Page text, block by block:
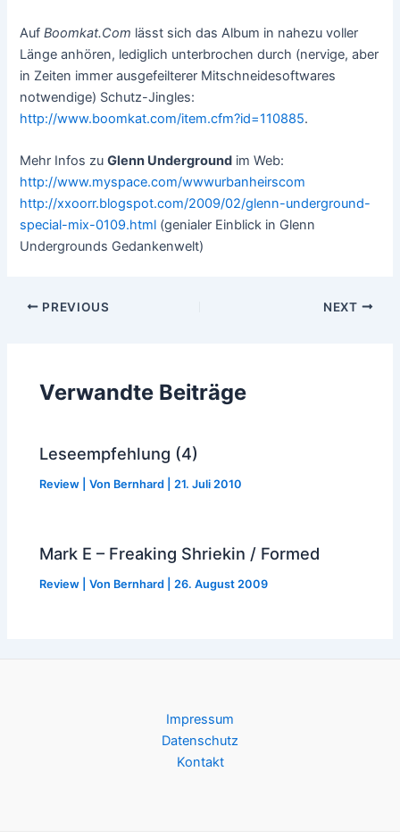
AufBoomkat.Com lässt sich das Album in nahezu voller
Länge anhören, lediglich unterbrochen durch (nervige, aber
in Zeiten immer ausgefeilterer Mitschneidesoftwares
notwendige) Schutz-Jingles:
http://www.boomkat.com/item.cfm?id=110885.
Mehr Infos zuGlenn Underground im Web:
http://www.myspace.com/wwwurbanheirscom
http://xxoorr.blogspot.com/2009/02/glenn-underground-
special-mix-0109.html (genialer Einblick in Glenn
Undergrounds Gedankenwelt)
Post
PREVIOUS NEXT
Verwandte Beiträge
Leseempfehlung (4)
Review | Von Bernhard 21. Juli 2010
Mark E – Freaking Shriekin / Formed
Review | Von Bernhard 26. August 2009
Impressum
Datenschutz
Kontakt